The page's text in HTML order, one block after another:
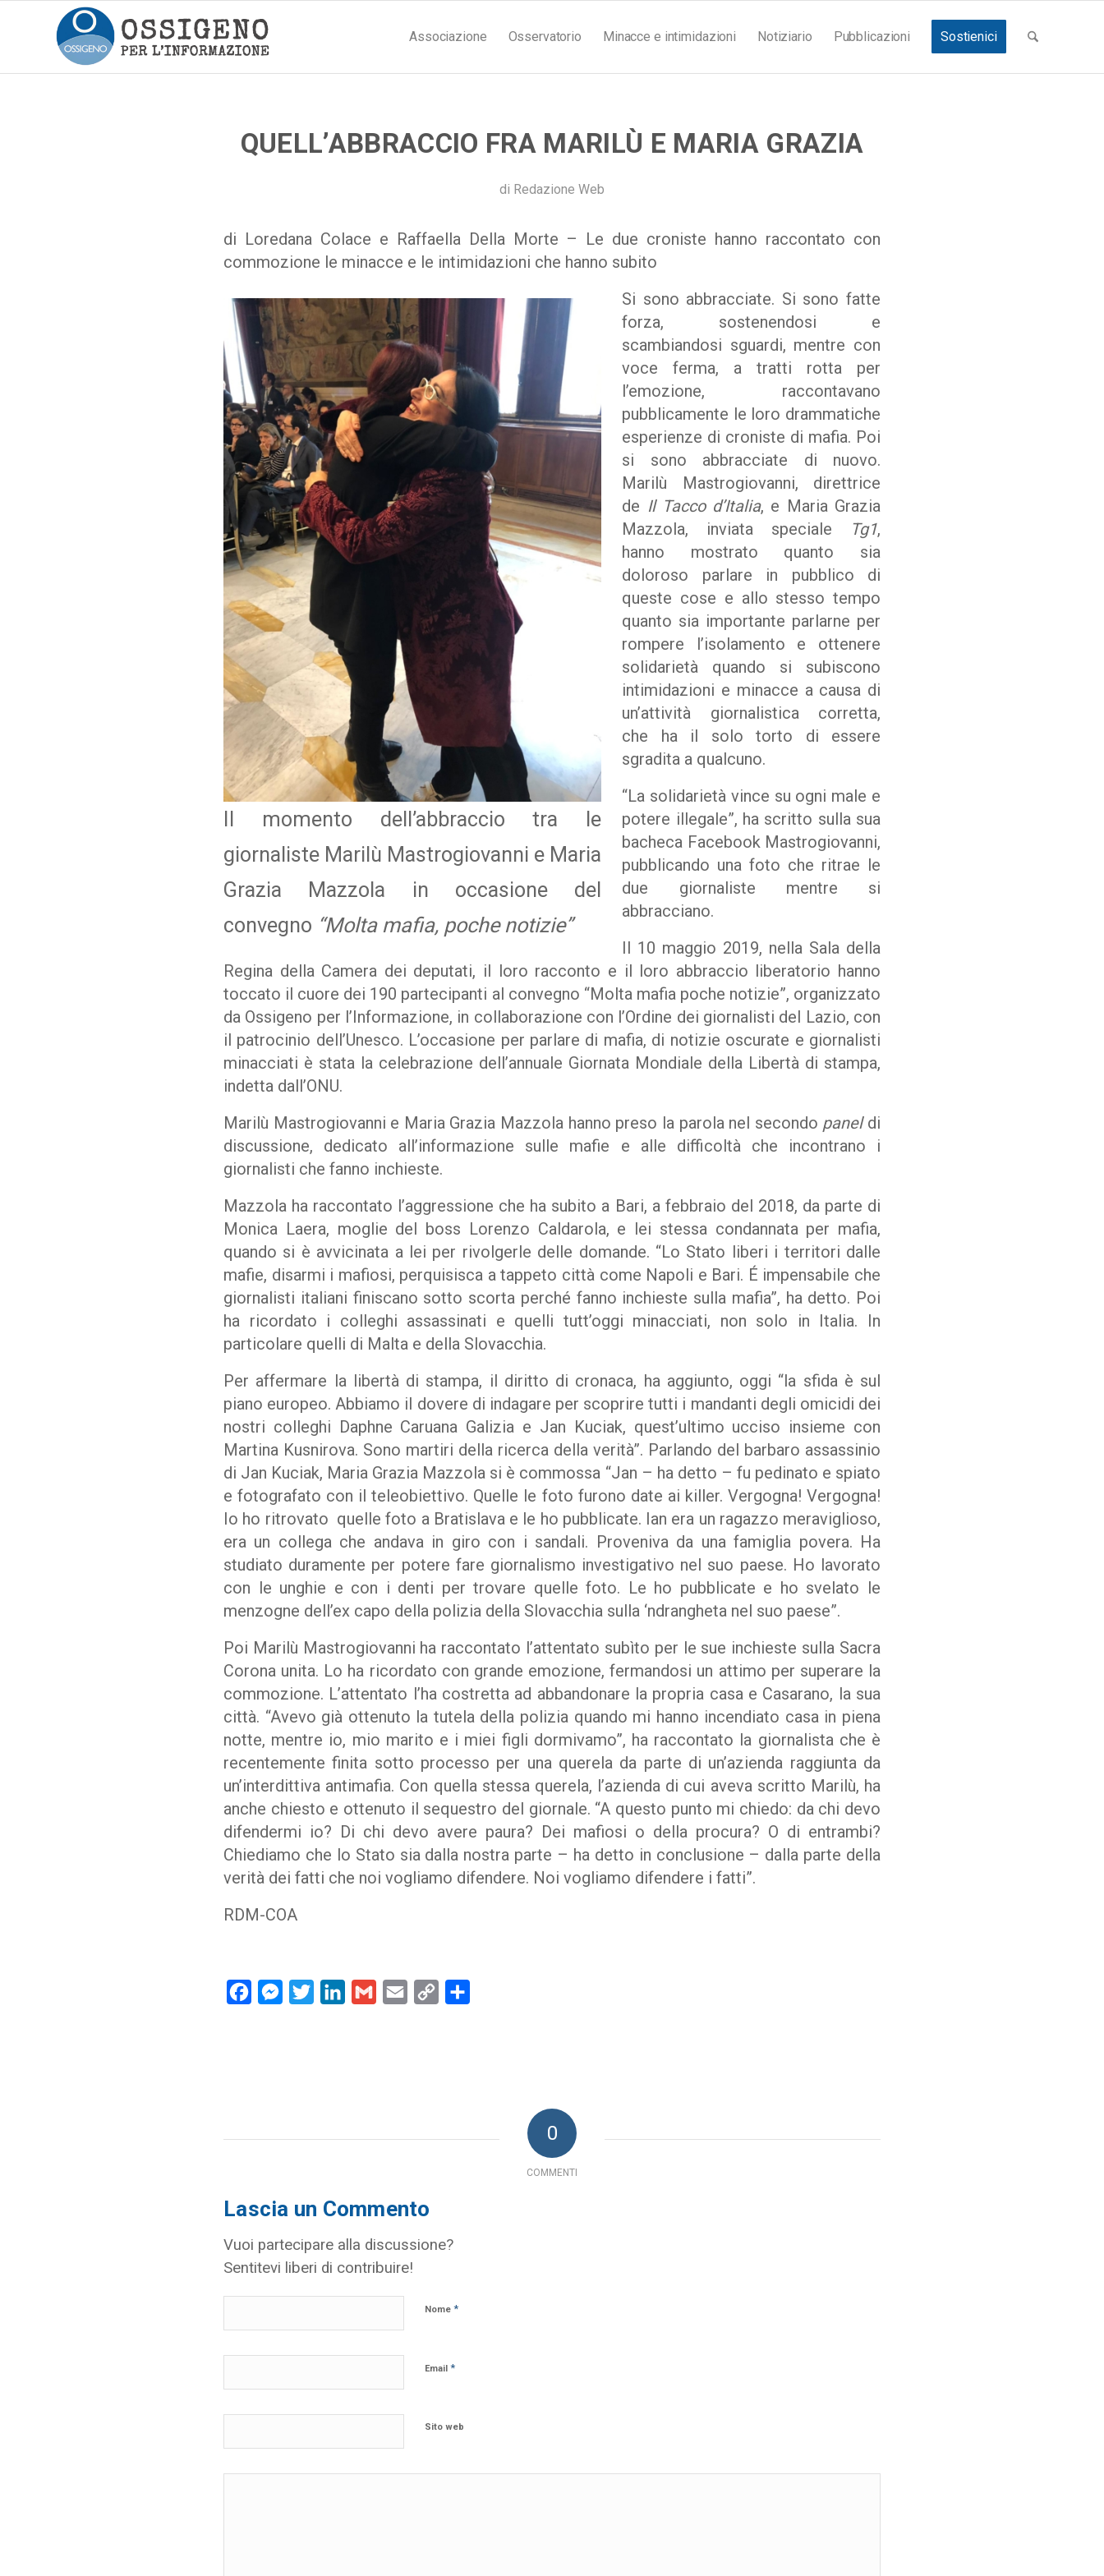
Associazione Osservatorio Minacce e intimidazioni Notiziario Pubblicazioni Sostienici
QUELL’ABBRACCIO FRA MARILÙ E MARIA GRAZIA
di Redazione Web
di Loredana Colace e Raffaella Della Morte – Le due croniste hanno raccontato con
commozione le minacce e le intimidazioni che hanno subito
Il momento dell’abbraccio tra le
giornaliste Marilù Mastrogiovanni e Maria
Grazia Mazzola in occasione del
convegno “Molta mafia, poche notizie”
Si sono abbracciate. Si sono fatte
forza, sostenendosi e
scambiandosi sguardi, mentre con
voce ferma, a tratti rotta per
l’emozione, raccontavano
pubblicamente le loro drammatiche
esperienze di croniste di mafia. Poi
si sono abbracciate di nuovo.
Marilù Mastrogiovanni, direttrice
de Il Tacco d’Italia, e Maria Grazia
Mazzola, inviata speciale
Tg1,
hanno mostrato quanto sia
doloroso parlare in pubblico di
queste cose e allo stesso tempo
quanto sia importante parlarne per
rompere l’isolamento e ottenere
solidarietà quando si subiscono
intimidazioni e minacce a causa di
un’attività giornalistica corretta,
che ha il solo torto di essere
sgradita a qualcuno.
“La solidarietà vince su ogni male e
potere illegale”, ha scritto sulla sua
bacheca Facebook Mastrogiovanni,
pubblicando una foto che ritrae le
due giornaliste mentre si
abbracciano.
Il 10 maggio 2019, nella Sala della
Regina della Camera dei deputati, il loro racconto e il loro abbraccio liberatorio hanno
toccato il cuore dei 190 partecipanti al convegno “Molta mafia poche notizie”, organizzato
da Ossigeno per l’Informazione, in collaborazione con l’Ordine dei giornalisti del Lazio, con
il patrocinio dell’Unesco. L’occasione per parlare di mafia, di notizie oscurate e giornalisti
minacciati è stata la celebrazione dell’annuale Giornata Mondiale della Libertà di stampa,
indetta dall’ONU.
Marilù Mastrogiovanni e Maria Grazia Mazzola hanno preso la parola nel secondo panel di
discussione, dedicato all’informazione sulle mafie e alle difficoltà che incontrano i
giornalisti che fanno inchieste.
Mazzola ha raccontato l’aggressione che ha subito a Bari, a febbraio del 2018, da parte di
Monica Laera, moglie del boss Lorenzo Caldarola, e lei stessa condannata per mafia,
quando si è avvicinata a lei per rivolgerle delle domande. “Lo Stato liberi i territori dalle
mafie, disarmi i mafiosi, perquisisca a tappeto città come Napoli e Bari. É impensabile che
giornalisti italiani finiscano sotto scorta perché fanno inchieste sulla mafia”, ha detto. Poi
ha ricordato i colleghi assassinati e quelli tutt’oggi minacciati, non solo in Italia. In
particolare quelli di Malta e della Slovacchia.
Per affermare la libertà di stampa, il diritto di cronaca, ha aggiunto, oggi “la sfida è sul
piano europeo. Abbiamo il dovere di indagare per scoprire tutti i mandanti degli omicidi dei
nostri colleghi Daphne Caruana Galizia e Jan Kuciak, quest’ultimo ucciso insieme con
Martina Kusnirova. Sono martiri della ricerca della verità”. Parlando del barbaro assassinio
di Jan Kuciak, Maria Grazia Mazzola si è commossa “Jan – ha detto – fu pedinato e spiato
e fotografato con il teleobiettivo. Quelle le foto furono date ai killer. Vergogna! Vergogna!
Io ho ritrovato quelle foto a Bratislava e le ho pubblicate. Ian era un ragazzo meraviglioso,
era un collega che andava in giro con i sandali. Proveniva da una famiglia povera. Ha
studiato duramente per potere fare giornalismo investigativo nel suo paese. Ho lavorato
con le unghie e con i denti per trovare quelle foto. Le ho pubblicate e ho svelato le
menzogne dell’ex capo della polizia della Slovacchia sulla ‘ndrangheta nel suo paese”.
Poi Marilù Mastrogiovanni ha raccontato l’attentato subìto per le sue inchieste sulla Sacra
Corona unita. Lo ha ricordato con grande emozione, fermandosi un attimo per superare la
commozione. L’attentato l’ha costretta ad abbandonare la propria casa e Casarano, la sua
città. “Avevo già ottenuto la tutela della polizia quando mi hanno incendiato casa in piena
notte, mentre io, mio marito e i miei figli dormivamo”, ha raccontato la giornalista che è
recentemente finita sotto processo per una querela da parte di un’azienda raggiunta da
un’interdittiva antimafia. Con quella stessa querela, l’azienda di cui aveva scritto Marilù, ha
anche chiesto e ottenuto il sequestro del giornale. “A questo punto mi chiedo: da chi devo
difendermi io? Di chi devo avere paura? Dei mafiosi o della procura? O di entrambi?
Chiediamo che lo Stato sia dalla nostra parte – ha detto in conclusione – dalla parte della
verità dei fatti che noi vogliamo difendere. Noi vogliamo difendere i fatti”.
RDM-COA
FacebookMessenger
Twitter LinkedInGmail Email
Copy
0
COMMENTI
Lascia un Commento
Vuoi partecipare alla discussione?
Sentitevi liberi di contribuire!
Nome *
Email *
Sito web